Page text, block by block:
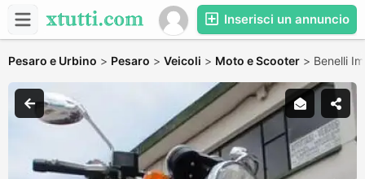
Inserisci un annuncio
Pesaro e Urbino > Pesaro > Veicoli > Moto e Scooter > Benelli